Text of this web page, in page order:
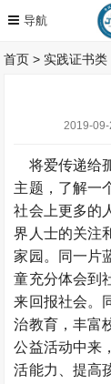
首页 > 实践证书类
2019-
将爱传递给
主题，了解一
社会上更多的
界人士的关注
家园。同一片
童充分体会到
来回报社会。
治教育，丰富
公益活动中来
活能力、提高